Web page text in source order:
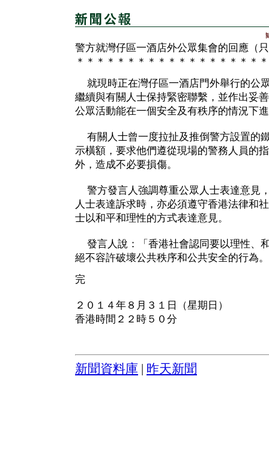
警方就灣仔區一酒店外公眾集會的回應（
＊＊＊＊＊＊＊＊＊＊＊＊＊＊＊＊＊＊
就現時正在灣仔區一酒店門外舉行的公
繼續與有關人士保持緊密聯繫，並作出妥
公眾活動能在一個安全及有秩序的情況下
有關人士曾一度拉扯及推倒警方設置的
示橫額，要求他們遵從現場的警務人員的
外，造成不必要損傷。
警方發言人強調尊重公眾人士表達意見
人士表達訴求時，亦必須遵守香港法律和
士以和平和理性的方式表達意見。
發言人說：「香港社會認同要以理性、
絕不容許破壞公共秩序和公共安全的行為
完
２０１４年８月３１日（星期日）
香港時間２２時５０分
新聞資料庫 昨天新聞